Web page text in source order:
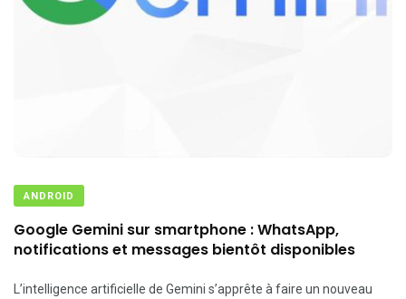
ANDROID
Google Gemini sur smartphone : WhatsApp,
notifications et messages bientôt disponibles
L’intelligence artificielle de Gemini s’apprête à faire un nouveau